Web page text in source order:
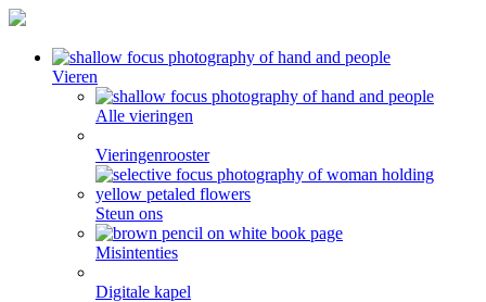
Vieren
Alle vieringen
Vieringenrooster
Steun ons
Misintenties
Digitale kapel